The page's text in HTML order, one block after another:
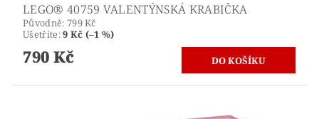
LEGO® 40759 VALENTÝNSKÁ KRABIČKA
Původně: 799 Kč
Ušetříte:9 Kč (–1 %)
790 Kč